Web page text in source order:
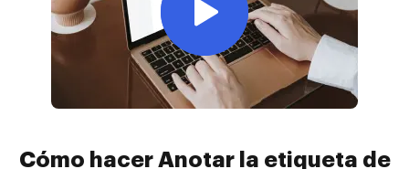
Cómo hacer Anotar la etiqueta de